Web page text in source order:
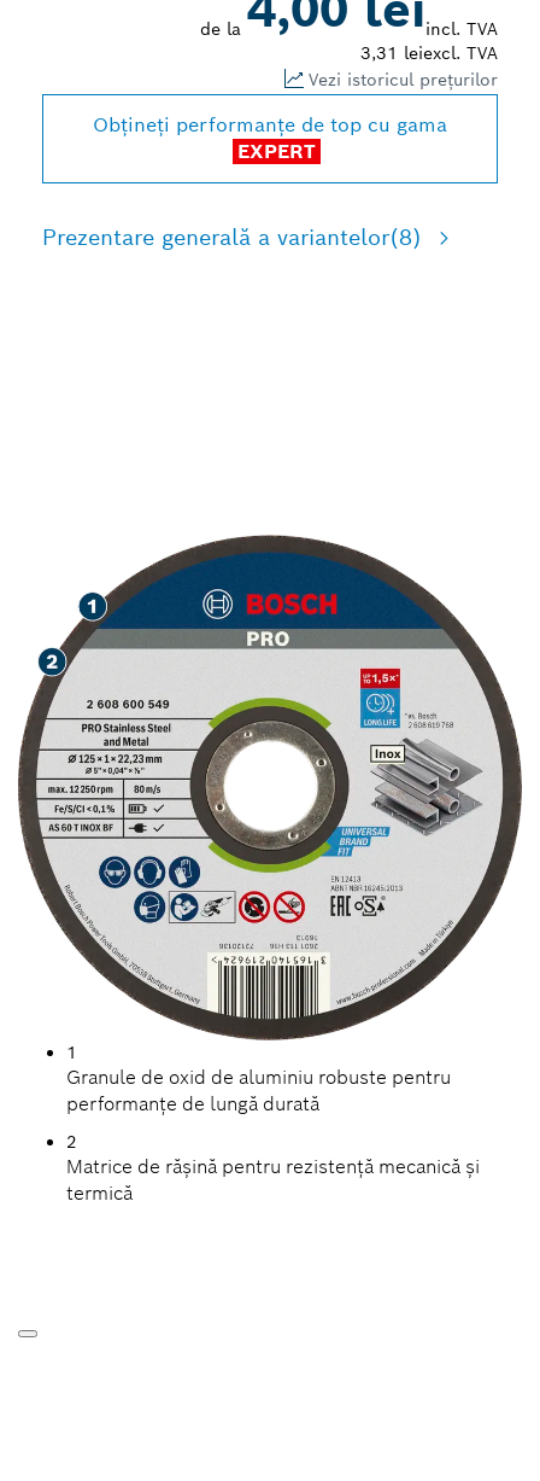
de la
incl. TVA
3,31 leiexcl. TVA
Vezi istoricul prețurilor
Obțineți performanțe de top cu gama
EXPERT
Prezentare generală a variantelor(8)
1
Granule de oxid de aluminiu robuste pentru
performanțe de lungă durată
2
Matrice de rășină pentru rezistență mecanică și
termică